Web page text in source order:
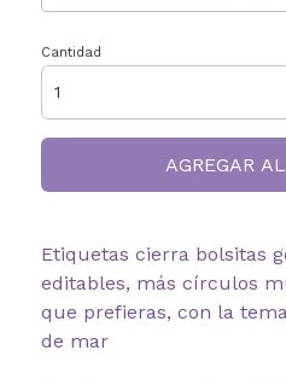
Cantidad
AGREGAR
Etiquetas cierra bolsitas
editables, más círculos
que prefieras, con la
de mar